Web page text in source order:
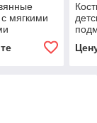
мягкими
с
УПС